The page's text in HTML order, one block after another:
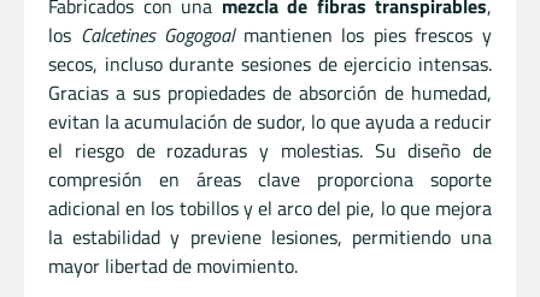
los Calcetines Gogogoalmantienen los pies frescos y
secos, incluso durante sesiones de ejercicio intensas.
Gracias a sus propiedades de absorción de humedad,
evitan la acumulación de sudor, lo que ayuda a reducir
el riesgo de rozaduras y molestias. Su diseño de
compresión en áreas clave proporciona soporte
adicional en los tobillos y el arco del pie, lo que mejora
la estabilidad y previene lesiones, permitiendo una
mayor libertad de movimiento.